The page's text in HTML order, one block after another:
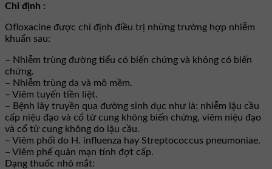
Chỉ định :
Ofloxacine được chỉ định điều trị những trường hợp nhiễm
khuẩn sau:
– Nhiễm trùng đường tiểu có biến chứng và không có biến
chứng.
– Nhiễm trùng da và mô mềm.
– Viêm tuyến tiền liệt.
– Bệnh lây truyền qua đường sinh dục như là: nhiễm lậu cầu
cấp niệu đạo và cổ tử cung không biến chứng, viêm niệu đạo
và cổ tử cung không do lậu cầu.
– Viêm phổi do H. influenza hay Streptococcus pneumoniae.
– Viêm phế quản mạn tính đợt cấp.
Dạng thuốc nhỏ mắt: